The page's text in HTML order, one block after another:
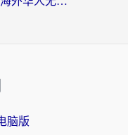
脑版